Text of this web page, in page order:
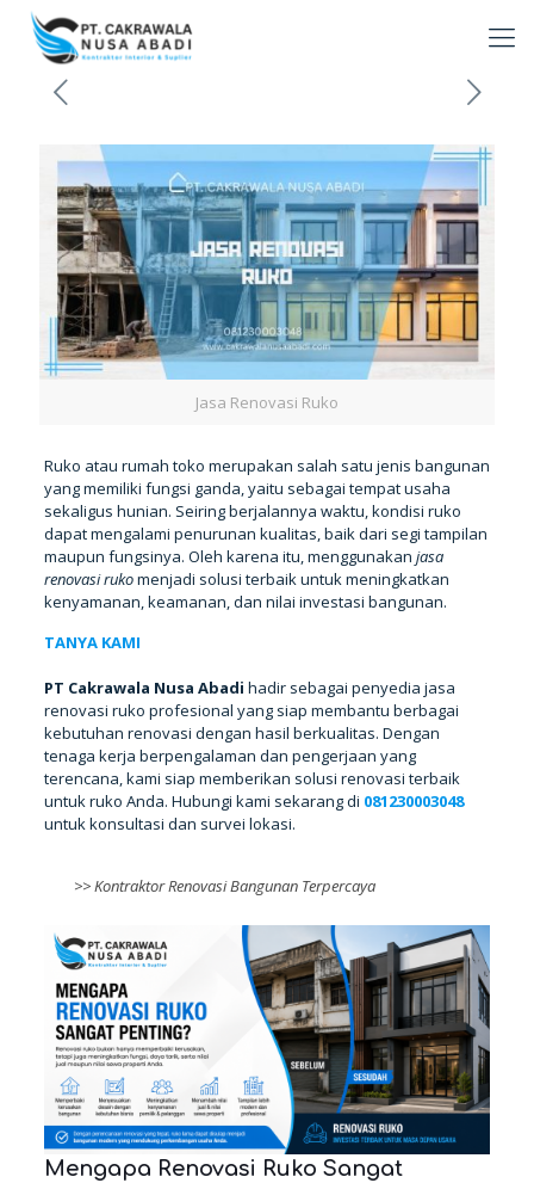
Jasa Renovasi Ruko
Ruko atau rumah toko merupakan salah satu jenis bangunan
yang memiliki fungsi ganda, yaitu sebagai tempat usaha
sekaligus hunian. Seiring berjalannya waktu, kondisi ruko
dapat mengalami penurunan kualitas, baik dari segi tampilan
maupun fungsinya. Oleh karena itu, menggunakan jasa
renovasi rukomenjadi solusi terbaik untuk meningkatkan
kenyamanan, keamanan, dan nilai investasi bangunan.
PT Cakrawala Nusa Abadi hadir sebagai penyedia jasa
renovasi ruko profesional yang siap membantu berbagai
kebutuhan renovasi dengan hasil berkualitas. Dengan
tenaga kerja berpengalaman dan pengerjaan yang
terencana, kami siap memberikan solusi renovasi terbaik
untuk ruko Anda. Hubungi kami sekarang di 081230003048
untuk konsultasi dan survei lokasi.
>>Kontraktor Renovasi Bangunan Terpercaya
Mengapa Renovasi Ruko Sangat